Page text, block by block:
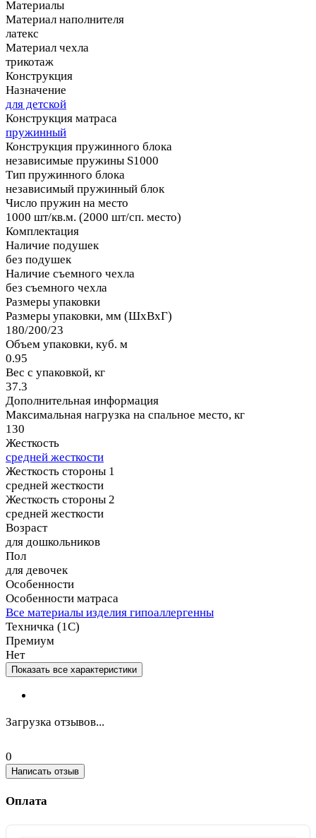
Материалы
Материал наполнителя
латекс
Материал чехла
трикотаж
Конструкция
Назначение
для детской
Конструкция матраса
пружинный
Конструкция пружинного блока
независимые пружины S1000
Тип пружинного блока
независимый пружинный блок
Число пружин на место
1000 шт/кв.м. (2000 шт/сп. место)
Комплектация
Наличие подушек
без подушек
Наличие съемного чехла
без съемного чехла
Размеры упаковки
Размеры упаковки, мм (ШхВхГ)
180/200/23
Объем упаковки, куб. м
0.95
Вес с упаковкой, кг
37.3
Дополнительная информация
Максимальная нагрузка на спальное место, кг
130
Жесткость
средней жесткости
Жесткость стороны 1
средней жесткости
Жесткость стороны 2
средней жесткости
Возраст
для дошкольников
Пол
для девочек
Особенности
Особенности матраса
Все материалы изделия гипоаллергенны
Техничка (1С)
Премиум
Нет
Показать все характеристики
Загрузка отзывов...
0
Написать отзыв
Оплата